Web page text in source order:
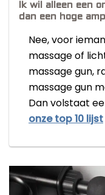
Ik wil alleen een
dan een hoge
Nee, voor
massage of
massage gun,
massage gun
Dan volstaat
onze top 10 lijst